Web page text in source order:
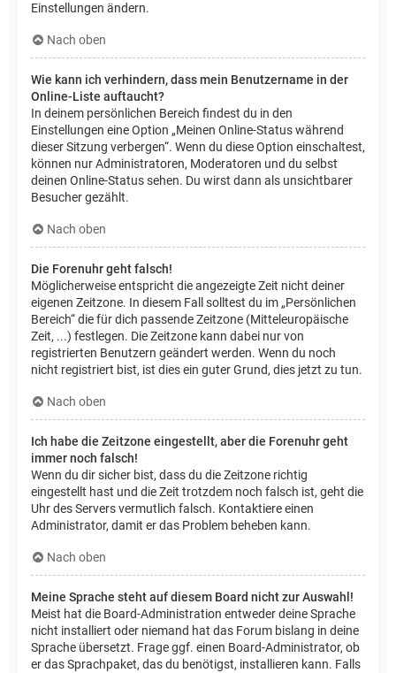
Einstellungen ändern.
Nach oben
Wie kann ich verhindern, dass mein Benutzername in der
Online-Liste auftaucht?
In deinem persönlichen Bereich findest du in den
Einstellungen eine Option „Meinen Online-Status während
dieser Sitzung verbergen“. Wenn du diese Option einschaltest,
können nur Administratoren, Moderatoren und du selbst
deinen Online-Status sehen. Du wirst dann als unsichtbarer
Besucher gezählt.
Nach oben
Die Forenuhr geht falsch!
Möglicherweise entspricht die angezeigte Zeit nicht deiner
eigenen Zeitzone. In diesem Fall solltest du im „Persönlichen
Bereich“ die für dich passende Zeitzone (Mitteleuropäische
Zeit, ...) festlegen. Die Zeitzone kann dabei nur von
registrierten Benutzern geändert werden. Wenn du noch
nicht registriert bist, ist dies ein guter Grund, dies jetzt zu tun.
Nach oben
Ich habe die Zeitzone eingestellt, aber die Forenuhr geht
immer noch falsch!
Wenn du dir sicher bist, dass du die Zeitzone richtig
eingestellt hast und die Zeit trotzdem noch falsch ist, geht die
Uhr des Servers vermutlich falsch. Kontaktiere einen
Administrator, damit er das Problem beheben kann.
Nach oben
Meine Sprache steht auf diesem Board nicht zur Auswahl!
Meist hat die Board-Administration entweder deine Sprache
nicht installiert oder niemand hat das Forum bislang in deine
Sprache übersetzt. Frage ggf. einen Board-Administrator, ob
er das Sprachpaket, das du benötigst, installieren kann. Falls